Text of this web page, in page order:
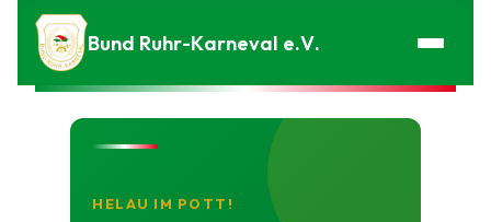
Zum Inhalt springen
Bund Ruhr-Karneval e.V.
HELAU IM POTT!